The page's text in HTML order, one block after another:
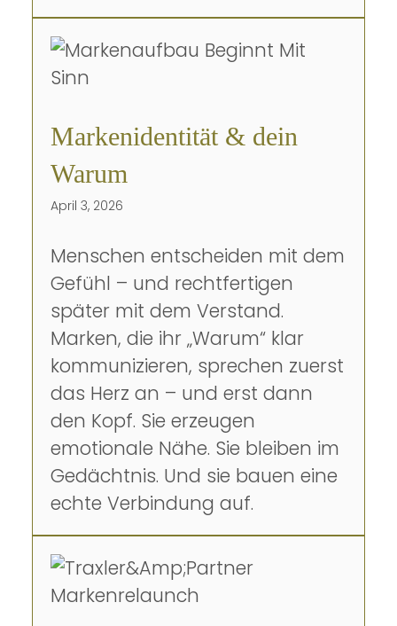
Markenidentität & dein
Warum
April 3, 2026
Menschen entscheiden mit dem
Gefühl – und rechtfertigen
später mit dem Verstand.
Marken, die ihr „Warum“ klar
kommunizieren, sprechen zuerst
das Herz an – und erst dann
den Kopf. Sie erzeugen
emotionale Nähe. Sie bleiben im
Gedächtnis. Und sie bauen eine
echte Verbindung auf.